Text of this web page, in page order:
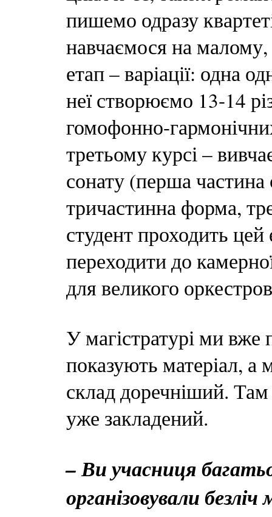
пишемо одразу
навчаємося на
етап – варіації: одна
неї створюємо 13-14
гомофонно-
третьому курсі –
сонату (перша
тричастинна форма,
студент проходить
переходити до
для великого
У магістратурі ми
показують матеріал,
склад доречніший.
уже закладений.
– Ви учасниця
організовували